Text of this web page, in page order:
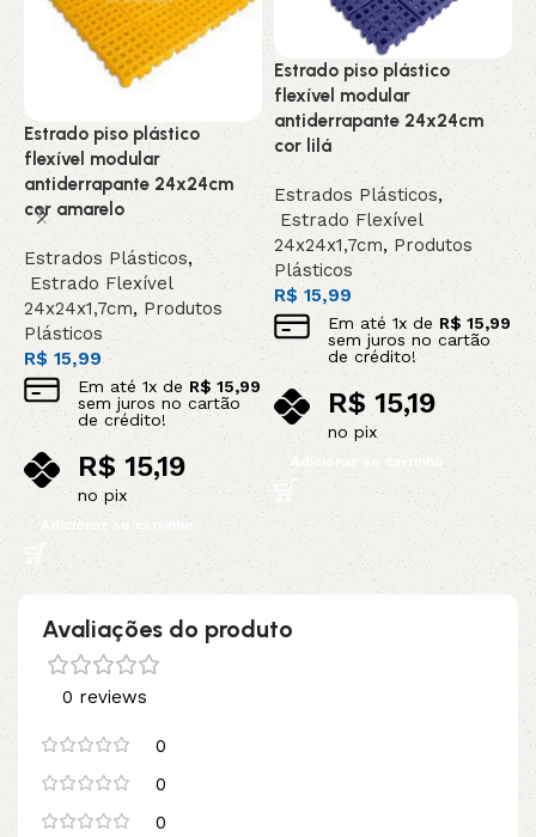
Estrado piso plástico
flexível modular
antiderrapante 24x24cm
cor amarelo
Estrados Plásticos,
Estrado Flexível
24x24x1,7cm, Produtos
Plásticos
R$ 15,99
Em até 1x deR$ 15,99
sem juros no cartão
de crédito!
R$15,19
no pix
Adicionar ao carrinho
Estrado piso plástico
flexível modular
antiderrapante 24x24cm
cor lilá
Estrados Plásticos,
Estrado Flexível
24x24x1,7cm, Produtos
Plásticos
R$15,99
Em até 1x de R$ 15,99
sem juros no cartão
de crédito!
R$15,19
no pix
Adicionar ao carrinho
Avaliações do produto
0 reviews
0
0
0